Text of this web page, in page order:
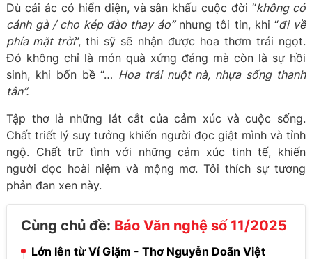
Dù cái ác có hiển diện, và sân khấu cuộc đời “không có
cánh gà / cho kép đào thay áo”nhưng tôi tin, khi “đi về
phía mặt trời”, thi sỹ sẽ nhận được hoa thơm trái ngọt.
Đó không chỉ là món quà xứng đáng mà còn là sự hồi
sinh, khi bốn bề “… Hoa trái nuột nà, nhựa sống thanh
tân”.
Tập thơ là những lát cắt của cảm xúc và cuộc sống.
Chất triết lý suy tưởng khiến người đọc giật mình và tỉnh
ngộ. Chất trữ tình với những cảm xúc tinh tế, khiến
người đọc hoài niệm và mộng mơ. Tôi thích sự tương
phản đan xen này.
Cùng chủ đề: Báo Văn nghệ số 11/2025
Lớn lên từ Ví Giặm - Thơ Nguyễn Doãn Việt